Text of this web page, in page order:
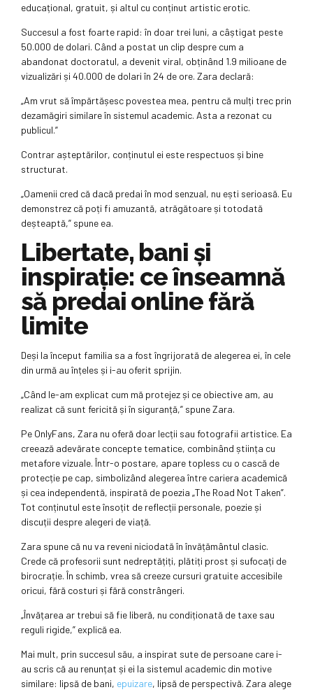
educațional, gratuit, și altul cu conținut artistic erotic.
Succesul a fost foarte rapid: în doar trei luni, a câștigat peste
50.000 de dolari. Când a postat un clip despre cum a
abandonat doctoratul, a devenit viral, obținând 1.9 milioane de
vizualizări și 40.000 de dolari în 24 de ore. Zara declară:
„Am vrut să împărtășesc povestea mea, pentru că mulți trec prin
dezamăgiri similare în sistemul academic. Asta a rezonat cu
publicul.”
Contrar așteptărilor, conținutul ei este respectuos și bine
structurat.
„Oamenii cred că dacă predai în mod senzual, nu ești serioasă. Eu
demonstrez că poți fi amuzantă, atrăgătoare și totodată
deșteaptă,” spune ea.
Libertate, bani și
inspirație: ce înseamnă
să predai online fără
limite
Deși la început familia sa a fost îngrijorată de alegerea ei, în cele
din urmă au înțeles și i-au oferit sprijin.
„Când le-am explicat cum mă protejez și ce obiective am, au
realizat că sunt fericită și în siguranță,” spune Zara.
Pe OnlyFans, Zara nu oferă doar lecții sau fotografii artistice. Ea
creează adevărate concepte tematice, combinând știința cu
metafore vizuale. Într-o postare, apare topless cu o cască de
protecție pe cap, simbolizând alegerea între cariera academică
și cea independentă, inspirată de poezia „The Road Not Taken”.
Tot conținutul este însoțit de reflecții personale, poezie și
discuții despre alegeri de viață.
Zara spune că nu va reveni niciodată în învățământul clasic.
Crede că profesorii sunt nedreptățiți, plătiți prost și sufocați de
birocrație. În schimb, vrea să creeze cursuri gratuite accesibile
oricui, fără costuri și fără constrângeri.
„Învățarea ar trebui să fie liberă, nu condiționată de taxe sau
reguli rigide,” explică ea.
Mai mult, prin succesul său, a inspirat sute de persoane care i-
au scris că au renunțat și ei la sistemul academic din motive
similare: lipsă de bani, epuizare, lipsă de perspectivă. Zara alege